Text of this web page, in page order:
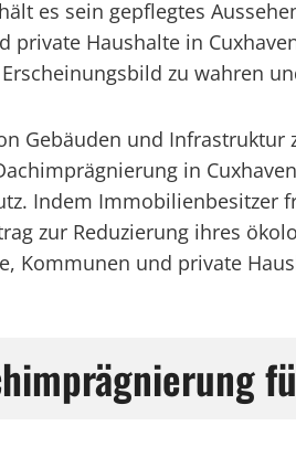
es sein gepflegtes
private Haushalte in
zu wahren
Gebäuden und
in
Indem Immobilienbesitzer
zur Reduzierung ihres
Kommunen und private